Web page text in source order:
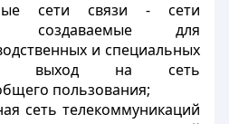
сети связи - сети
создаваемые для
и специальных
выход на сеть
пользования;
сеть телекоммуникаций